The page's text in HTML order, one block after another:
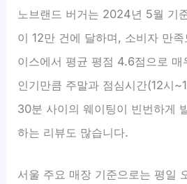
노브랜드 버거는 2024년 5월 기
이 12만 건에 달하며, 소비자 만
이스에서 평균 평점 4.6점으로
인기만큼 주말과 점심시간(12시
30분 사이의 웨이팅이 빈번하게
하는 리뷰도 많습니다.
서울 주요 매장 기준으로는 평일